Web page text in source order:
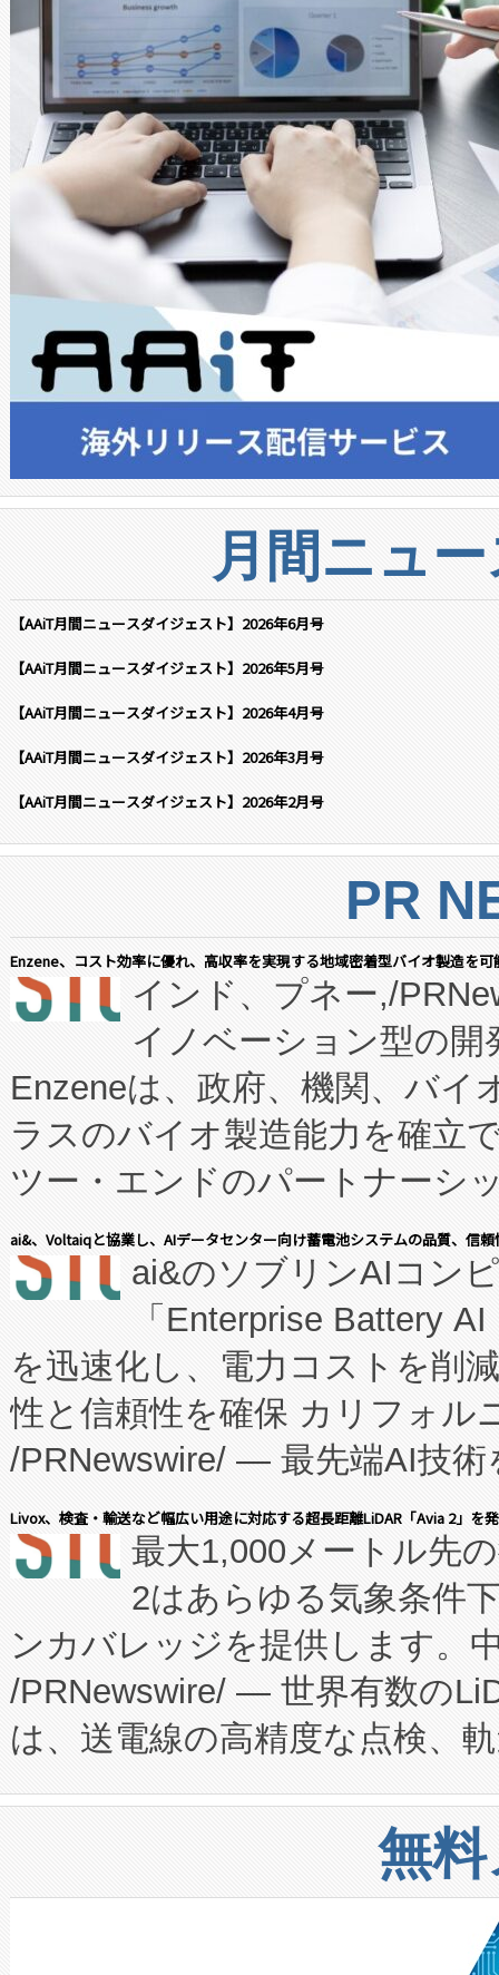
月間ニュ
【AAiT月間ニュースダイジェスト】2026年6月号
【AAiT月間ニュースダイジェスト】2026年5月号
【AAiT月間ニュースダイジェスト】2026年4月号
【AAiT月間ニュースダイジェスト】2026年3月号
【AAiT月間ニュースダイジェスト】2026年2月号
PR
Enzene、コスト効率に優れ、高収率を実現する地域密着型バイオ製造を
インド、プネー,/
イノベーション型の
Enzeneは、政府、機関、バイ
ラスのバイオ製造能力を確立
ツー・エンドのパートナーシ
表しました。 同社の実績ある
manufacturing™ (FCCM™) プ
たNeXは、バイオ医薬品製造
従来のフェッドバッチ施設の
に、患者やサプライチェーン
キー方式で拡張性が高く、持
す。FCCM‑を活用した現地生
患者にとっての費用負担を大
のアクセスを大幅に拡大する
Fully-Connected Continuous
プログラムには、施設設計・
に関する技術移転および知的
構造化トレーニングカリキュ
上げおよび商用化段階におけ
設備整備および立ち上げ調整
加組織は、Enzeneのバイオ
ai&、Voltaiqと協業し、AIデータセンター向け蓄電池システムの品質、信
ai&のソブリンAIコン
「Enterprise Battery
を迅速化し、電力コストを削
性と信頼性を確保 カリフォル
/PRNewswire/ — 最先端AI技術
会社エーアイ・アンド：本社
President原信平）と、エンタ
ードするVoltaiqは、日本にあ
ーエネルギー貯蔵システム（
た。 Voltaiq独自のAI搭載プラ
定、統合、導入、運用に至る
安全性を追跡し、確保する事
増加しているデータセンター
る電力網に大きな負担をかけ
事業者の負担軽減という課題
Livox、検査・輸送など幅広い用途に対応する超長距離LiDAR「Avia 2」を
最大1,000メートル先
2はあらゆる気象条件
ンカバレッジを提供します。
/PRNewswire/ — 世界有数の
は、送電線の高精度な点検、
や穀物倉庫におけるバルク材
リューション「Avia 2」を発
したAvia 2は、1,000メート
狭視野のFOVを切り替えるこ
無